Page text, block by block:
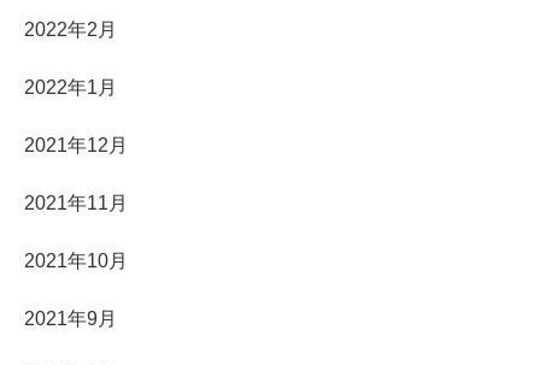
2022年2月
2022年1月
2021年12月
2021年11月
2021年10月
2021年9月